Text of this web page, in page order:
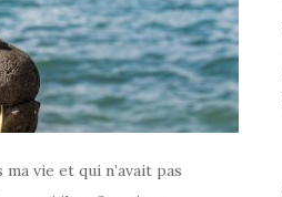
vie et qui n’avait pas